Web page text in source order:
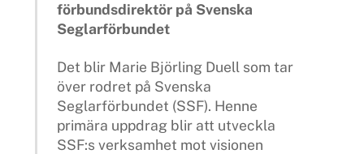
förbundsdirektör på Svenska
Seglarförbundet
Det blir Marie Björling Duell som tar
över rodret på Svenska
Seglarförbundet (SSF). Henne
primära uppdrag blir att utveckla
SSF:s verksamhet mot visionen